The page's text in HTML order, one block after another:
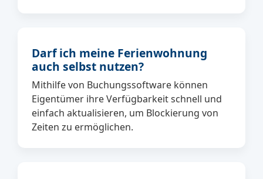
Darf ich meine Ferienwohnung
auch selbst nutzen?
Mithilfe von Buchungssoftware können
Eigentümer ihre Verfügbarkeit schnell und
einfach aktualisieren, um Blockierung von
Zeiten zu ermöglichen.